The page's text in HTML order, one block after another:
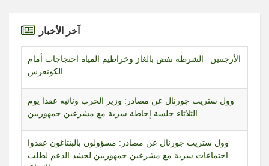
آخر الأخبار
الأرجنتين | الشرطة تفض بالغاز وخراطيم المياه احتجاجات أمام
الكونغرس
وول ستريت جورنال عن مصادر: وزير الحرب ونائبه عقدا يوم
الثلاثاء جلسة إحاطة سرية مع مشرعين جمهوريين
وول ستريت جورنال عن مصادر: مسؤولون بالبنتاغون عقدوا
اجتماعات سرية مع مشرعين جمهوريين لحشد الدعم لطلب